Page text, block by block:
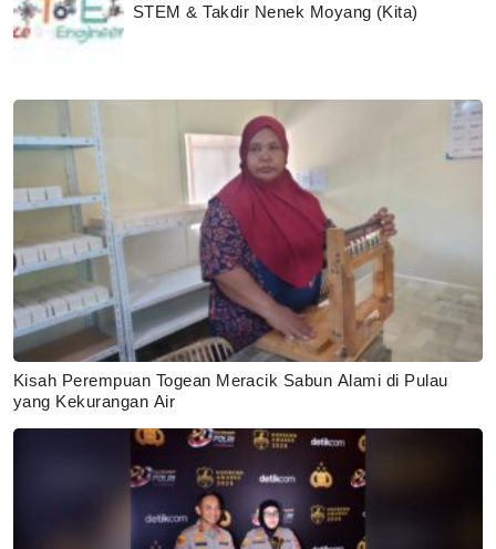
STEM & Takdir Nenek Moyang (Kita)
Kisah Perempuan Togean Meracik Sabun Alami di Pulau
yang Kekurangan Air